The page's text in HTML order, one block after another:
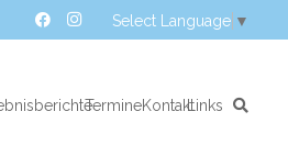
Select Language ▼
TermineKontaktLinks